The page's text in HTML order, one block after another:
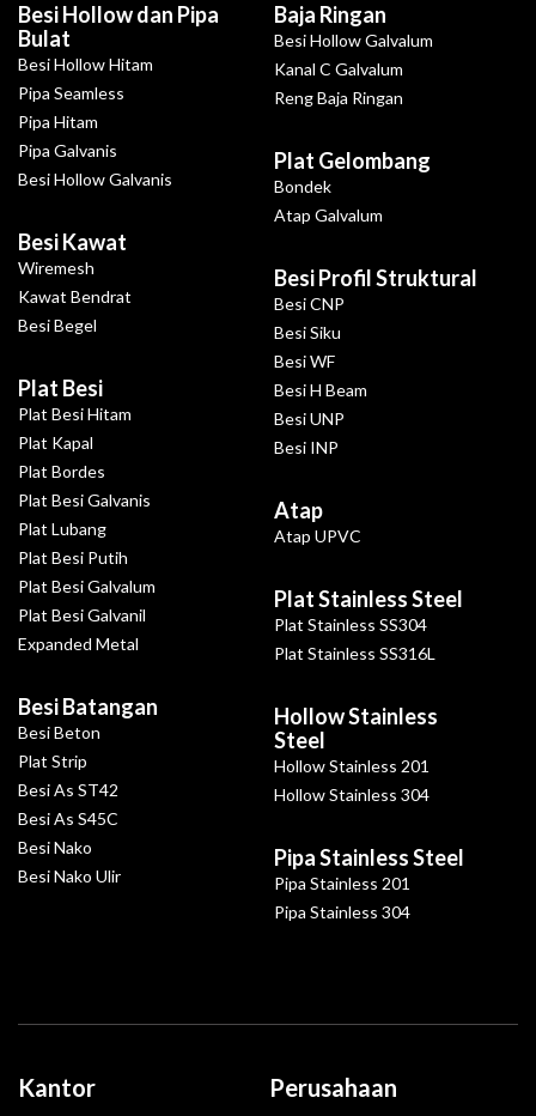
Besi Hollow dan Pipa
Bulat
Besi Hollow Hitam
Pipa Seamless
Pipa Hitam
Pipa Galvanis
Besi Hollow Galvanis
Besi Kawat
Wiremesh
Kawat Bendrat
Besi Begel
Plat Besi
Plat Besi Hitam
Plat Kapal
Plat Bordes
Plat Besi Galvanis
Plat Lubang
Plat Besi Putih
Plat Besi Galvalum
Plat Besi Galvanil
Expanded Metal
Besi Batangan
Besi Beton
Plat Strip
Besi As ST42
Besi As S45C
Besi Nako
Besi Nako Ulir
Baja Ringan
Besi Hollow Galvalum
Kanal C Galvalum
Reng Baja Ringan
Plat Gelombang
Bondek
Atap Galvalum
Besi Profil Struktural
Besi CNP
Besi Siku
Besi WF
Besi H Beam
Besi UNP
Besi INP
Atap
Atap UPVC
Plat Stainless Steel
Plat Stainless SS304
Plat Stainless SS316L
Hollow Stainless
Steel
Hollow Stainless 201
Hollow Stainless 304
Pipa Stainless Steel
Pipa Stainless 201
Pipa Stainless 304
Kantor Perusahaan